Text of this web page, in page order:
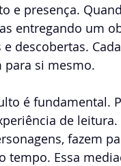
e presença.
entregando um
descobertas.
si mesmo.
é fundamental.
de
fazem
Essa